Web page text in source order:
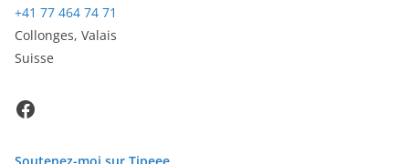
+41 77 464 74 71
Collonges, Valais
Suisse
Facebook